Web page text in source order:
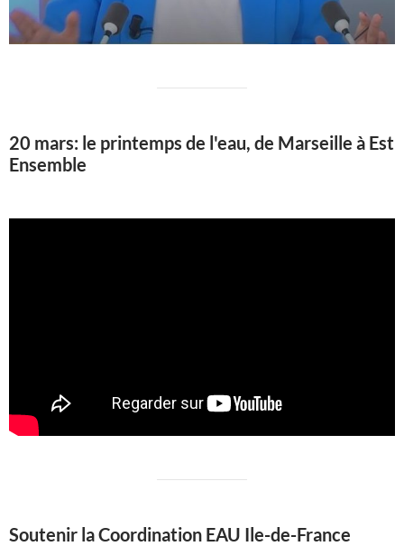
20 mars: le printemps de l'eau, de Marseille à Est
Ensemble
Soutenir la Coordination EAU Ile-de-France